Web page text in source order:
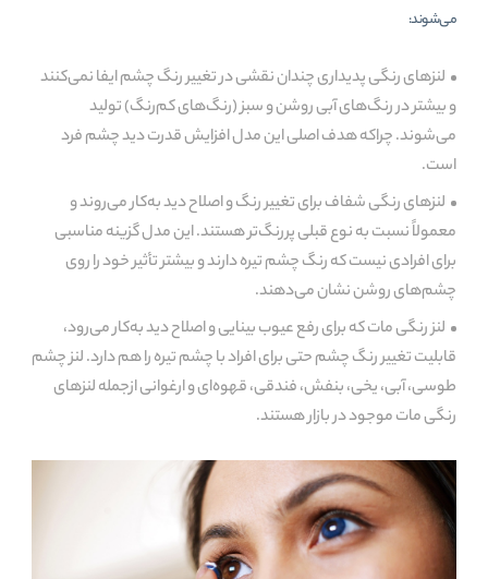
می‌شوند:
لنزهای رنگی پدیداری چندان نقشی در تغییر رنگ چشم ایفا نمی‌کنند
و بیشتر در رنگ‌های آبی روشن و سبز (رنگ‌های کم‌رنگ) تولید
می‌شوند. چراکه هدف اصلی این مدل افزایش قدرت دید چشم فرد
است.
لنزهای رنگی شفاف برای تغییر رنگ و اصلاح دید به‌کار می‌روند و
معمولاً نسبت به نوع قبلی پررنگ‌تر هستند. این مدل گزینه مناسبی
برای افرادی نیست که رنگ چشم تیره دارند و بیشتر تأثیر خود را روی
چشم‌های روشن نشان می‌دهند.
لنز رنگی مات که برای رفع عیوب بینایی و اصلاح دید به‌کار می‌رود،
قابلیت تغییر رنگ چشم حتی برای افراد با چشم تیره را هم دارد. لنز چشم
طوسی، آبی، یخی، بنفش، فندقی، قهوه‌ای و ارغوانی ازجمله لنزهای
رنگی مات موجود در بازار هستند.